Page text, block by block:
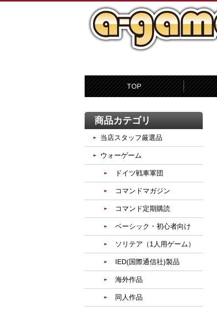
TOP
商品カテゴリ
当店スタッフ厳選品
ウォーゲーム
ドイツ戦車軍団
コマンドマガジン
コマンド定期購読
ベーシック・初心者向け
ソリテア（1人用ゲーム）
IED(国際通信社)製品
海外作品
同人作品